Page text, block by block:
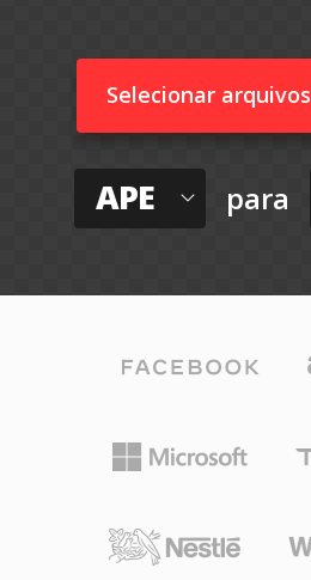
Selecionar arquivos
APE para